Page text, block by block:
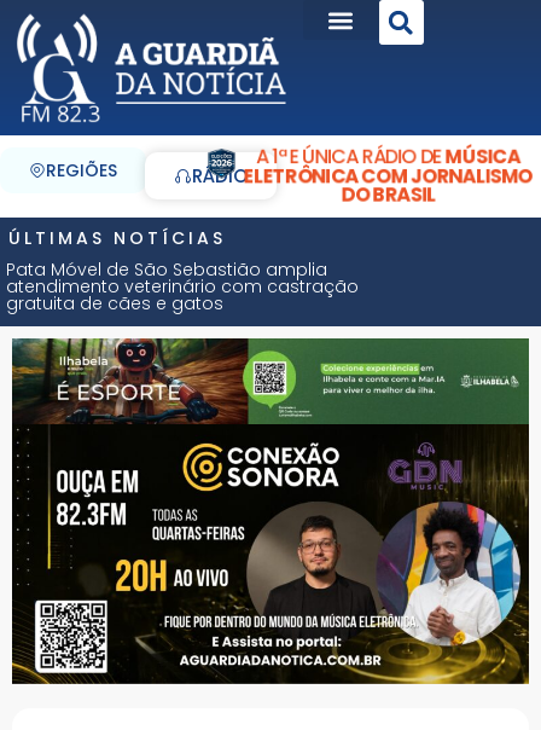
REGIÕES RÁDIO
A 1ª E ÚNICA RÁDIO DEMÚSICA
ELETRÔNICA COM JORNALISMO
DO BRASIL
ÚLTIMAS NOTÍCIAS
Pata Móvel de São Sebastião amplia
atendimento veterinário com castração
gratuita de cães e gatos